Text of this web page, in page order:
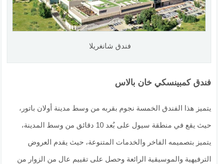
فندق شانغريلا
فندق كمبينسكي خان بالاس
يتميز هذا الفندق الخمسة نجوم بقربه من وسط مدينة أولان باتور،
حيث يقع في منطقة سيول على بُعد 10 دقائق من وسط المدينة،
يتميز بتصميمه الفاخر والخدمات المتنوعة، حيث يقدم العروض
الترفيهية والموسيقية الرائعة وحصل على تقييم عال من الزوار من